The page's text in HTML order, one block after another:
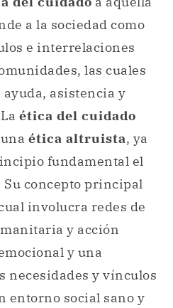
a la sociedad como
e interrelaciones
las cuales
ayuda, asistencia y
ética del cuidado
ética altruista, ya
fundamental el
Su concepto principal
involucra redes de
y acción
y una
necesidades y vínculos
entorno social sano y